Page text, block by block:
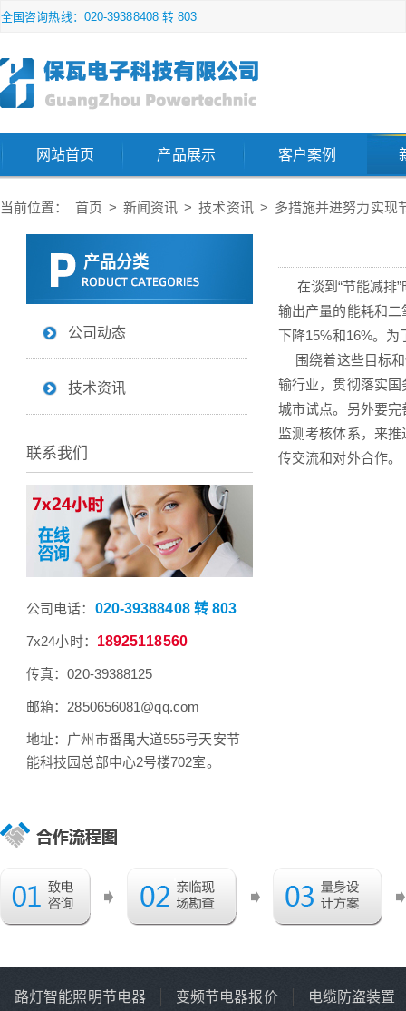
全国咨询热线：020-39388408 转 803
网站首页 产品展示 客户案例
当前位置： 首页 > 新闻资讯 > 技术资讯 > 多措施并进努力实现
在谈到“节能减排”
输出产量的能耗和
下降15%和16%。
围绕着这些目标和
输行业，贯彻落实国
城市试点。另外要
监测考核体系，来
传交流和对外合作。
产品分类
公司动态
技术资讯
联系我们
公司电话： 020-39388408 转 803
7x24小时： 18925118560
传真：020-39388125
邮箱：2850656081@qq.com
地址：广州市番禺大道555号天安节
能科技园总部中心2号楼702室。
路灯智能照明节电器 变频节电器报价 电缆防盗装置